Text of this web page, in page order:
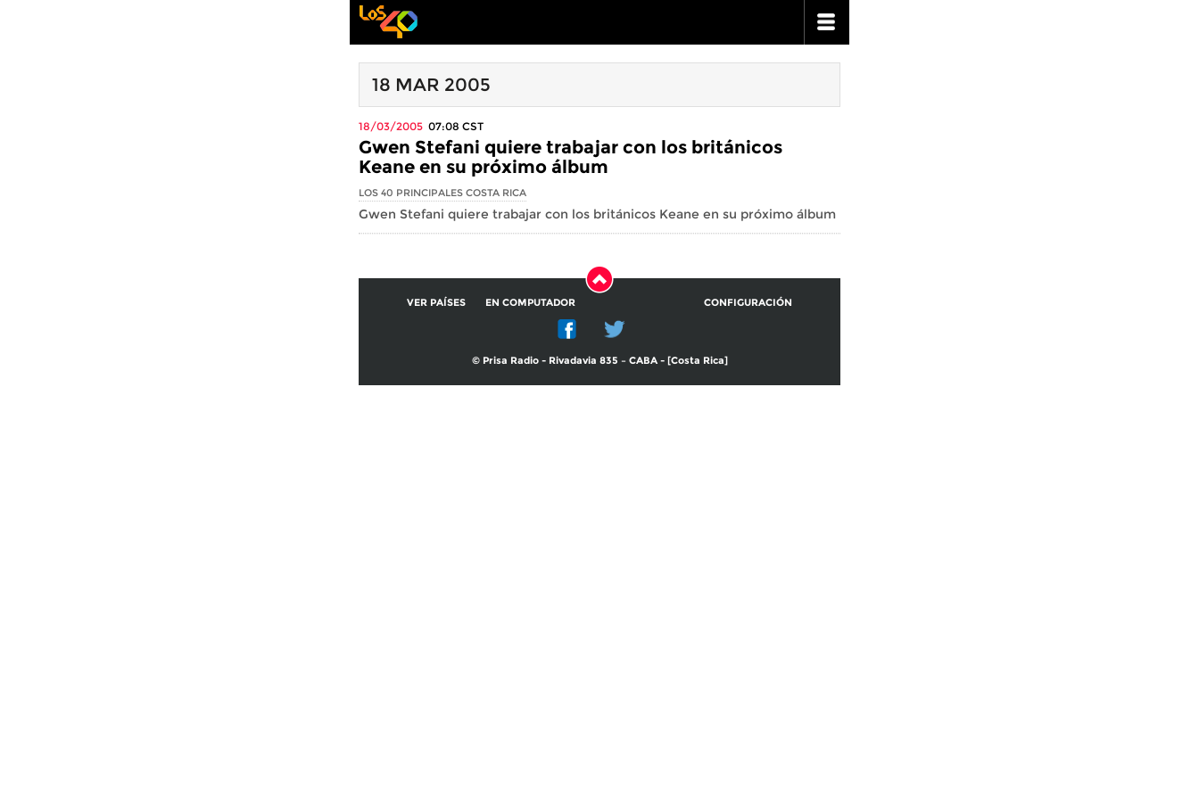
18 MAR 2005
18/03/2005 07:08 CST
Gwen Stefani quiere trabajar con los británicos
Keane en su próximo álbum
LOS 40 PRINCIPALES COSTA RICA
Gwen Stefani quiere trabajar con los británicos Keane en su próximo álbum
VER PAÍSES EN COMPUTADOR CONFIGURACIÓN
© Prisa Radio - Rivadavia 835 – CABA - [Costa Rica]